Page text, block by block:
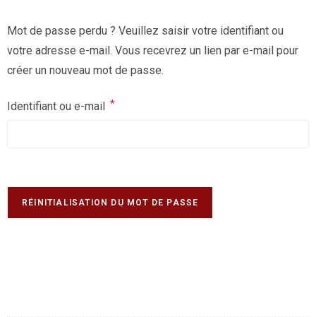
Mot de passe perdu ? Veuillez saisir votre identifiant ou
votre adresse e-mail. Vous recevrez un lien par e-mail pour
créer un nouveau mot de passe.
Identifiant ou e-mail *
RÉINITIALISATION DU MOT DE PASSE